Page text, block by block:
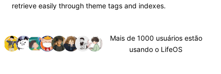
retrieve easily through theme tags and indexes.
Mais de 1000 usuários estão
usando o LifeOS